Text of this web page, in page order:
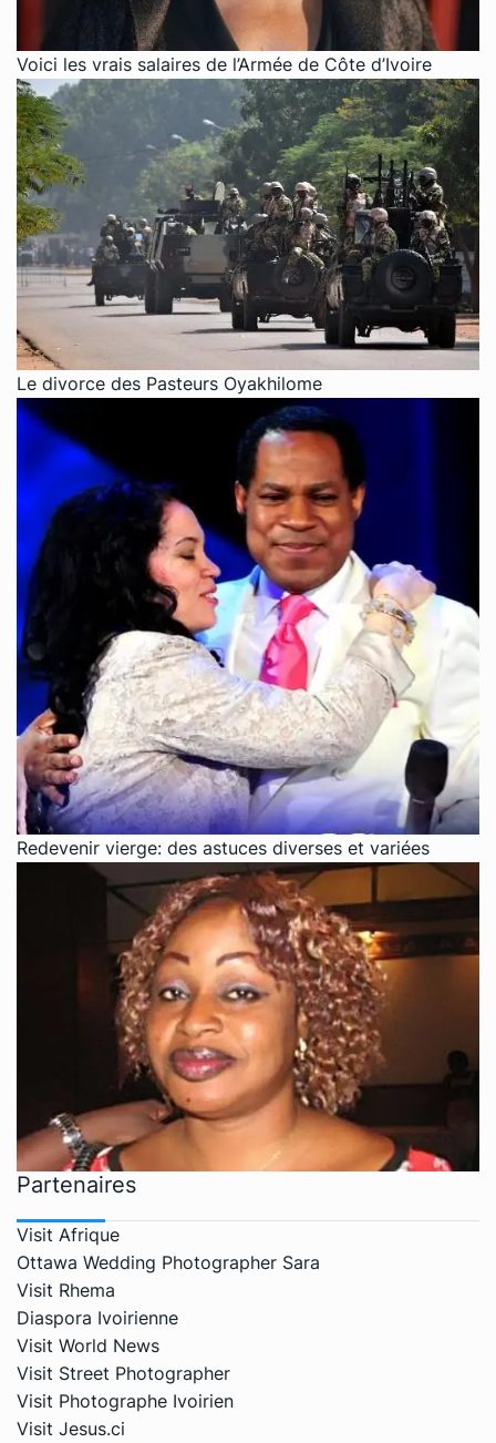
Voici les vrais salaires de l’Armée de Côte d’Ivoire
Le divorce des Pasteurs Oyakhilome
Redevenir vierge: des astuces diverses et variées
Partenaires
Visit Afrique
Ottawa Wedding Photographer Sara
Visit Rhema
Diaspora Ivoirienne
Visit World News
Visit Street Photographer
Visit Photographe Ivoirien
Visit Jesus.ci